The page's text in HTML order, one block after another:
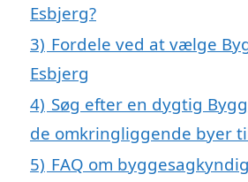
Esbjerg?
3) Fordele ved at vælge
Esbjerg
4) Søg efter en dygtig
de omkringliggende byer
5) FAQ om